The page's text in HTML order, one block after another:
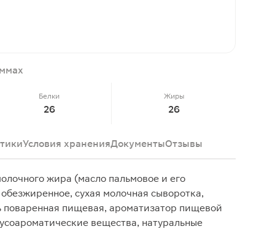
Белки
26
Жиры
26
Условия храненияДокументыОтзывы
жира (масло пальмовое и его
сухая молочная сыворотка,
поваренная пищевая, ароматизатор пищевой
вещества, натуральные